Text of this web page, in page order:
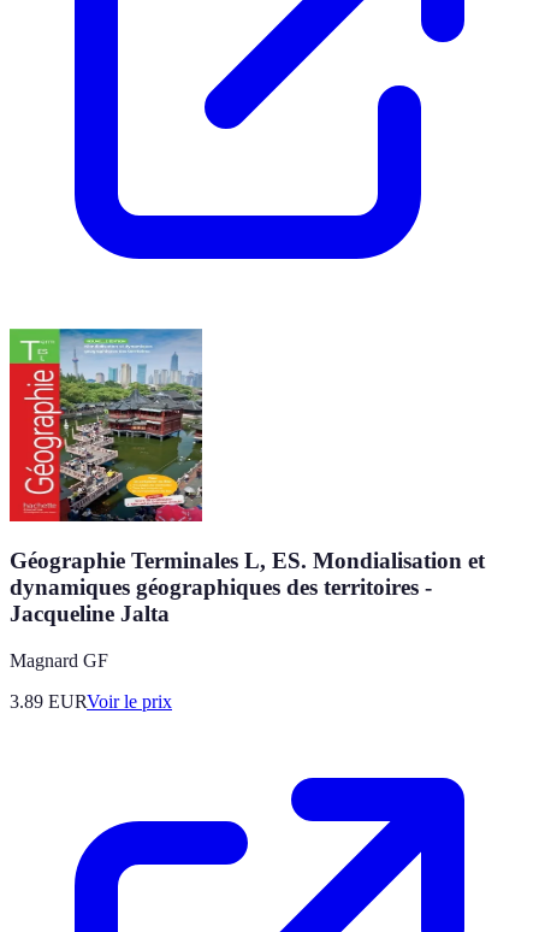
Géographie Terminales L, ES. Mondialisation et
dynamiques géographiques des territoires -
Jacqueline Jalta
Magnard GF
3.89 EURVoir le prix